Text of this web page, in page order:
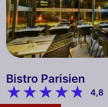
Bistro Parisien
4,8